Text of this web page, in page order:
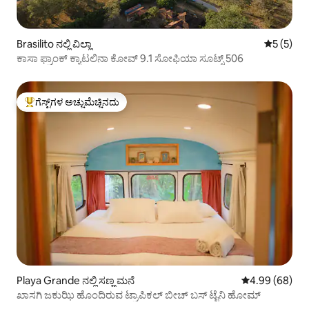
Brasilito ನಲ್ಲಿ ವಿಲ್ಲಾ 5 ರಲ್ಲಿ 5
5 (5)
ಕಾಸಾ ಫ್ರಾಂಕ್ ಕ್ಯಾಟಲಿನಾ ಕೋವ್ 9.1 ಸೋಫಿಯಾ ಸೂಟ್ಸ್ 506
ಗೆಸ್ಟ್‌ಗಳಿಗೆ ಅತಿ ಹೆಚ್ಚು ಅಚ್ಚುಮೆಚ್ಚಿನದು
ಗೆಸ್ಟ್‌ಗಳ ಅಚ್ಚುಮೆಚ್ಚಿನದು
Playa Grande ನಲ್ಲಿ ಸಣ್ಣ ಮನೆ 5 ರಲ್ಲಿ 4.99
4.99 (68)
ಖಾಸಗಿ ಜಕುಝಿ ಹೊಂದಿರುವ ಟ್ರಾಪಿಕಲ್ ಬೀಚ್ ಬಸ್ ಟೈನಿ ಹೋಮ್